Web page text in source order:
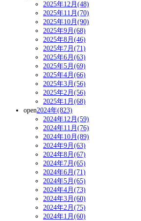
2025年12月(48)
2025年11月(70)
2025年10月(90)
2025年9月(68)
2025年8月(46)
2025年7月(71)
2025年6月(63)
2025年5月(69)
2025年4月(66)
2025年3月(56)
2025年2月(56)
2025年1月(68)
open2024年(823)
2024年12月(59)
2024年11月(76)
2024年10月(89)
2024年9月(63)
2024年8月(67)
2024年7月(65)
2024年6月(71)
2024年5月(65)
2024年4月(73)
2024年3月(60)
2024年2月(75)
2024年1月(60)